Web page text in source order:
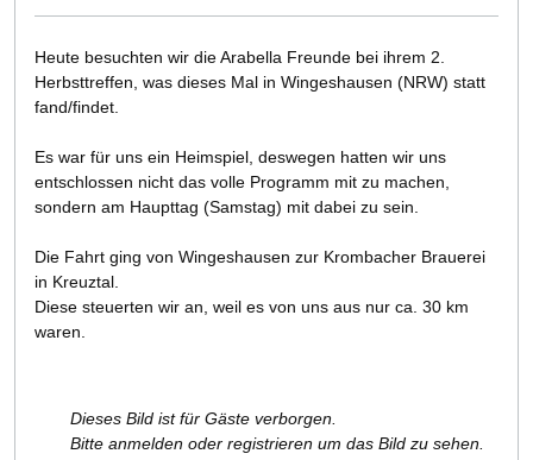
Heute besuchten wir die Arabella Freunde bei ihrem 2.
Herbsttreffen, was dieses Mal in Wingeshausen (NRW) statt
fand/findet.
Es war für uns ein Heimspiel, deswegen hatten wir uns
entschlossen nicht das volle Programm mit zu machen,
sondern am Haupttag (Samstag) mit dabei zu sein.
Die Fahrt ging von Wingeshausen zur Krombacher Brauerei
in Kreuztal.
Diese steuerten wir an, weil es von uns aus nur ca. 30 km
waren.
Dieses Bild ist für Gäste verborgen.
Bitte anmelden oder registrieren um das Bild zu sehen.